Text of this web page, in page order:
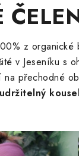
z organické
v Jeseníku s
na přechodné